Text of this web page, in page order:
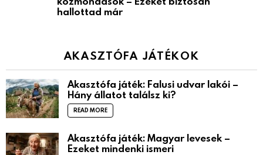
hallottad már
AKASZTÓFA JÁTÉKOK
Akasztófa játék: Falusi udvar lakói –
Hány állatot találsz ki?
READ MORE
Akasztófa játék: Magyar levesek –
Ezeket mindenki ismeri